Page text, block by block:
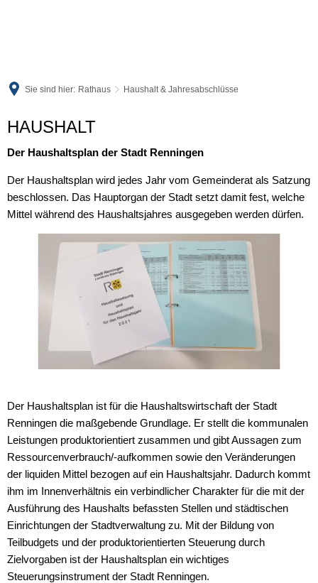
Sie sind hier: Rathaus Haushalt & Jahresabschlüsse
Haushalt
&
Jahresabschlüsse
HAUSHALT
Der Haushaltsplan der Stadt Renningen
Der Haushaltsplan wird jedes Jahr vom Gemeinderat als Satzung
beschlossen. Das Hauptorgan der Stadt setzt damit fest, welche
Mittel während des Haushaltsjahres ausgegeben werden dürfen.
Der Haushaltsplan ist für die Haushaltswirtschaft der Stadt
Renningen die maßgebende Grundlage. Er stellt die kommunalen
Leistungen produktorientiert zusammen und gibt Aussagen zum
Ressourcenverbrauch/-aufkommen sowie den Veränderungen
der liquiden Mittel bezogen auf ein Haushaltsjahr. Dadurch kommt
ihm im Innenverhältnis ein verbindlicher Charakter für die mit der
Ausführung des Haushalts befassten Stellen und städtischen
Einrichtungen der Stadtverwaltung zu. Mit der Bildung von
Teilbudgets und der produktorientierten Steuerung durch
Zielvorgaben ist der Haushaltsplan ein wichtiges
Steuerungsinstrument der Stadt Renningen.